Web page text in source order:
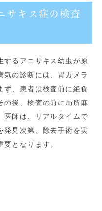
サキス症の検査
するアニサキス幼虫が原
気の診断には、胃カメラ
ず、患者は検査前に絶食
の後、検査の前に局所麻
医師は、リアルタイムで
発見次第、除去手術を実
となります。